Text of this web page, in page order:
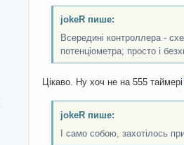
jokeR пише:
Всередині контроллера -
потенціометра; просто і
Цікаво. Ну хоч не на 555 таймері
jokeR пише:
І само собою, захотілось